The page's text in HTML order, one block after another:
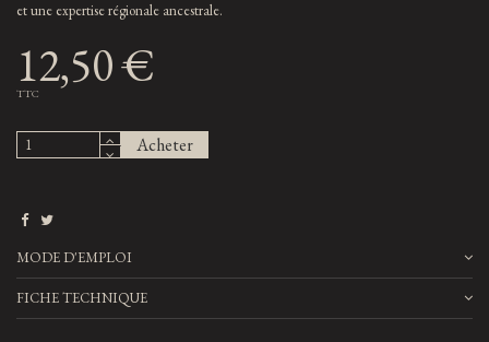
et une expertise régionale ancestrale.
12,50 €
TTC
Acheter
MODE D'EMPLOI
FICHE TECHNIQUE